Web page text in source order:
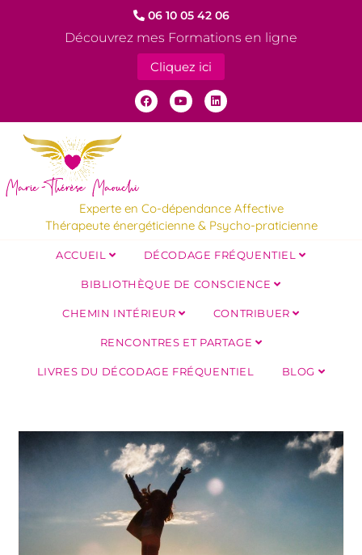
06 10 05 42 06
Découvrez mes Formations en ligne
Cliquez ici
Experte en Co-dépendance Affective
Thérapeute énergéticienne & Psycho-praticienne
ACCUEIL DÉCODAGE FRÉQUENTIEL
BIBLIOTHÈQUE DE CONSCIENCE
CHEMIN INTÉRIEUR CONTRIBUER
RENCONTRES ET PARTAGE
LIVRES DU DÉCODAGE FRÉQUENTIEL BLOG